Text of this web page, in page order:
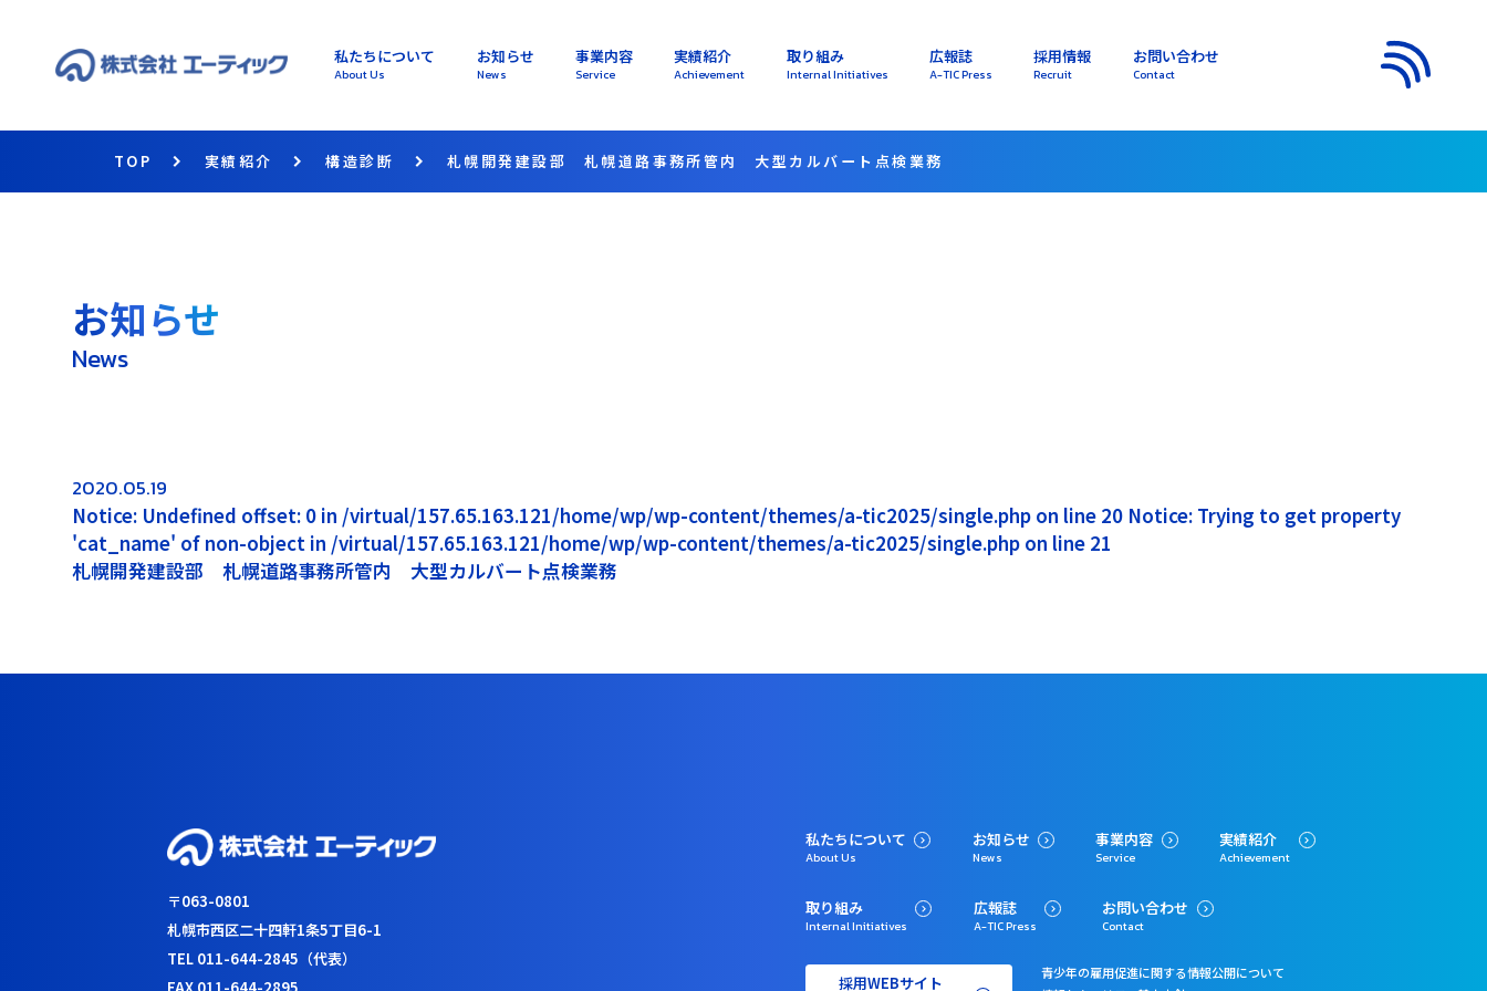
私たちについて
About Us
お知らせ
News
事業内容
Service
実績紹介
Achievement
取り組み
Internal Initiatives
広報誌
A-TIC Press
採用情報
Recruit
お問い合わせ
Contact
TOP 実績紹介 構造診断 札幌開発建設部 札幌道路事務所管内 大型カルバート点検業務
お知らせ
News
2020.05.19
Notice: Undefined offset: 0 in /virtual/157.65.163.121/home/wp/wp-content/themes/a-tic2025/single.php on line 20 Notice: Trying to get property
'cat_name' of non-object in /virtual/157.65.163.121/home/wp/wp-content/themes/a-tic2025/single.php on line 21
札幌開発建設部 札幌道路事務所管内 大型カルバート点検業務
私たちについて
About Us
お知らせ
News
事業内容
Service
実績紹介
Achievement
取り組み
Internal Initiatives
広報誌
A-TIC Press
お問い合わせ
Contact
採用WEBサイト
青少年の雇用促進に関する情報公開について
〒063-0801
札幌市西区二十四軒1条5丁目6-1
TEL 011-644-2845（代表）